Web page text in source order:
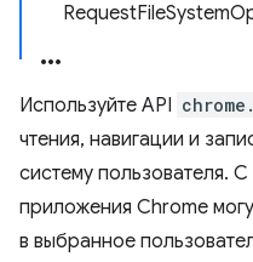
Используйте API
чтения, навигации и
систему пользователя.
приложения Chrome
в выбранное